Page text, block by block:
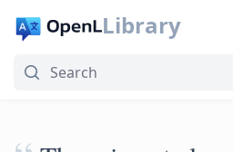
Library